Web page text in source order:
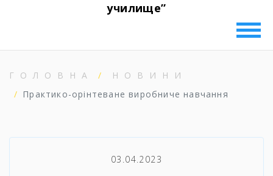
училище”
ГОЛОВНА
НОВИНИ
Практико-орінтеване виробниче навчання
03.04.2023